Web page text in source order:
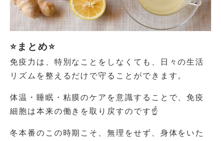
⭐まとめ⭐
免疫力は、特別なことをしなくても、日々の生活
リズムを整えるだけで守ることができます。
体温・睡眠・粘膜のケアを意識することで、免疫
細胞は本来の働きを取り戻すのです☝
冬本番のこの時期こそ、無理をせず、身体をいた